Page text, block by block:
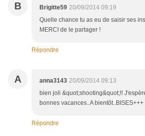
B Brigitte59 20/09/2014 09:19
Quelle chance tu as eu de saisir ses
MERCI de le partager !
Répondre
A anna3143 20/09/2014 09:13
bien joli &quot;shooting&quot;!!
bonnes vacances..A bientôt..BISES+++
Répondre